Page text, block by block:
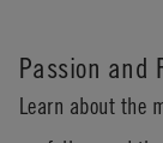
Passion and
Learn about the